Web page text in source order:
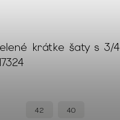
krátke šaty s 3/4
42 40